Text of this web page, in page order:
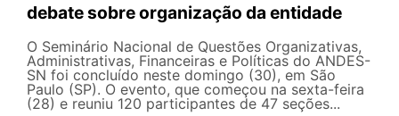
debate sobre organização da entidade
O Seminário Nacional de Questões Organizativas,
Administrativas, Financeiras e Políticas do ANDES-
SN foi concluído neste domingo (30), em São
Paulo (SP). O evento, que começou na sexta-feira
(28) e reuniu 120 participantes de 47 seções...